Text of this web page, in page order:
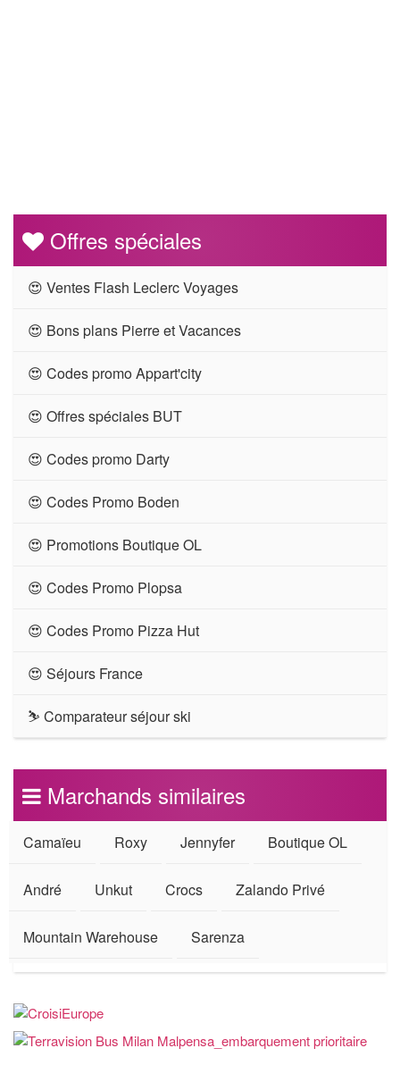
Offres spéciales
😍 Ventes Flash Leclerc Voyages
😍 Bons plans Pierre et Vacances
😍 Codes promo Appart'city
😍 Offres spéciales BUT
😍 Codes promo Darty
😍 Codes Promo Boden
😍 Promotions Boutique OL
😍 Codes Promo Plopsa
😍 Codes Promo Pizza Hut
😍 Séjours France
⛷ Comparateur séjour ski
Marchands similaires
Camaïeu Roxy Jennyfer Boutique OL
André Unkut Crocs Zalando Privé
Mountain Warehouse Sarenza